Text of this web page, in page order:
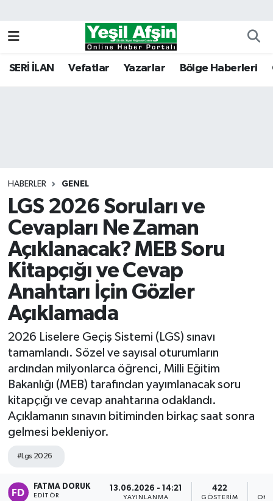
SERİ İLAN Vefatlar Yazarlar Bölge Haberleri
HABERLER GENEL
LGS 2026 Soruları ve
Cevapları Ne Zaman
Açıklanacak? MEB Soru
Kitapçığı ve Cevap
Anahtarı İçin Gözler
Açıklamada
2026 Liselere Geçiş Sistemi (LGS) sınavı
tamamlandı. Sözel ve sayısal oturumların
ardından milyonlarca öğrenci, Milli Eğitim
Bakanlığı (MEB) tarafından yayımlanacak soru
kitapçığı ve cevap anahtarına odaklandı.
Açıklamanın sınavın bitiminden birkaç saat sonra
gelmesi bekleniyor.
#Lgs 2026
FATMA DORUK
EDITÖR
13.06.2026 - 14:21
YAYINLANMA
422
GÖSTERIM
Kahramanmaraş Nöbetçi Eczaneler
Tüm Manşetler
Son Dakika Haberleri
Haber Arşivi